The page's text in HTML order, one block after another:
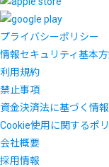
プライバシーポリシー
情報セキュリティ基本
利用規約
禁止事項
資金決済法に基づく情
Cookie使用に関するポ
会社概要
採用情報